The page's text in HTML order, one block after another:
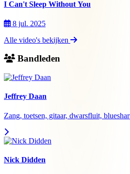
I Can't Sleep Without You
8 jul. 2025
Alle video's bekijken
Bandleden
Jeffrey Daan
Zang, toetsen, gitaar, dwarsfluit,
Nick Didden